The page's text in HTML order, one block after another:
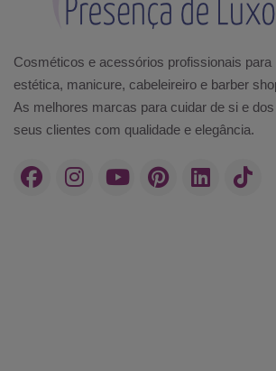
Cosméticos e acessórios profissionais para
estética, manicure, cabeleireiro e barber
As melhores marcas para cuidar de si e dos
seus clientes com qualidade e elegância.